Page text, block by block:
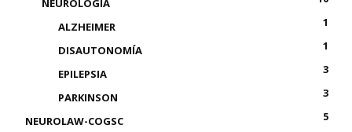
NEUROLOGÍA
ALZHEIMER
1
DISAUTONOMÍA
1
EPILEPSIA
3
PARKINSON
3
NEUROLAW-COGSC
5